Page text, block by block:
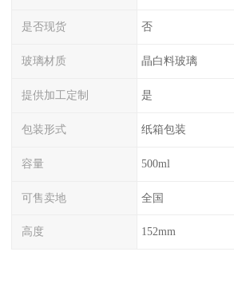
是否现货 否
玻璃材质 晶白料玻璃
提供加工定制 是
包装形式 纸箱包装
容量 500ml
可售卖地 全国
高度 152mm